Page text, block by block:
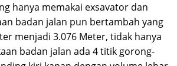
hanya memakai exsavator dan
badan jalan pun bertambah yang
menjadi 3.076 Meter, tidak hanya
badan jalan ada 4 titik gorong-